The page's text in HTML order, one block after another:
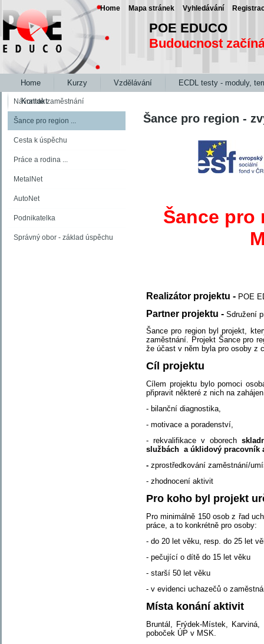
POE EDUCO
Budoucnost
Home Kurzy Vzdělávání ECDL testy - moduly,
Kontakt
Návrat do zaměstnání
Šance pro region ...
Cesta k úspěchu
Práce a rodina ...
MetalNet
AutoNet
Podnikatelka
Správný obor - základ úspěchu
Šance pro region -
Šance pro
Realizátor projektu - POE
Partner projektu - Sdružení
Šance pro region byl projekt,
zaměstnání. Projekt Šance pro
že účast v něm byla pro osoby z
Cíl projektu
Cílem projektu bylo pomoci
připravit některé z nich na
- bilanční diagnostika,
- motivace a poradenství,
- rekvalifikace v oborech
službách a úklidový pracovník
- zprostředkování zaměstnání/
- zhodnocení aktivit
Pro koho byl projekt
Pro minimálně 150 osob z řad
práce, a to konkrétně pro osoby:
- do 20 let věku, resp. do 25 let
- pečující o dítě do 15 let věku
- starší 50 let věku
- v evidenci uchazečů o
Místa konání aktivit
Bruntál, Frýdek-Místek,
poboček ÚP v MSK.
Home Mapa stránek Vyhledávání